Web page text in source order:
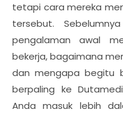
tetapi cara mereka
tersebut.
pengalaman awal
bekerja, bagaimana
dan mengapa begitu
berpaling ke
Anda masuk lebih